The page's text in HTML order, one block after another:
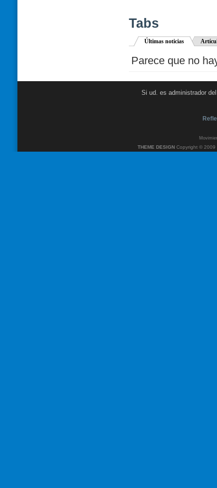
Tabs
Últimas noticias
Parece que no
Si ud. es administrador
THEME DESIGNCopyright © 2009